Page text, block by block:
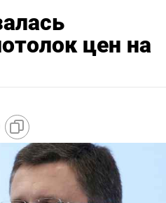
цен на